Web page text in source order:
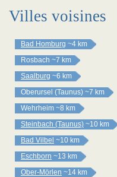
Villes voisines
Bad Homburg ~4 km
Rosbach ~7 km
Saalburg ~6 km
Oberursel (Taunus) ~7 km
Wehrheim ~8 km
Steinbach (Taunus) ~10 km
Bad Vilbel ~10 km
Eschborn ~13 km
Ober-Mörlen ~14 km